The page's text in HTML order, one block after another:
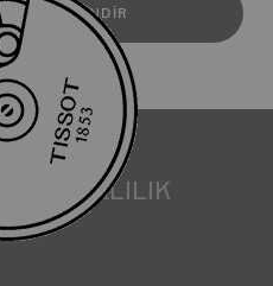
İNDIR
dayanıklılık kontrolü de
geçirilir. Tissot, saatin